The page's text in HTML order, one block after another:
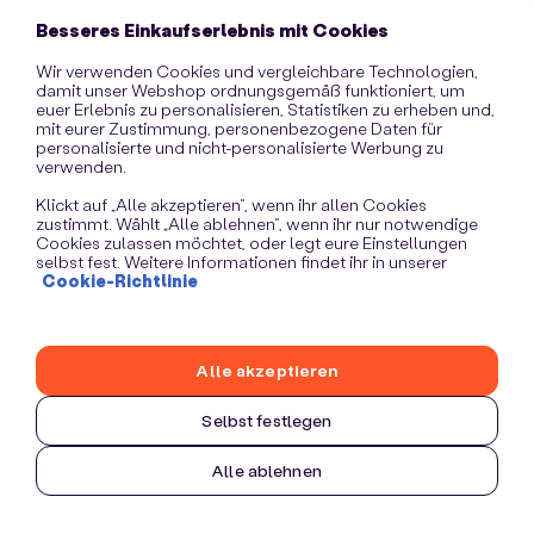
information).
Besseres Einkaufserlebnis mit Cookies
Wir verwenden Cookies und vergleichbare Technologien,
damit unser Webshop ordnungsgemäß funktioniert, um
euer Erlebnis zu personalisieren, Statistiken zu erheben und,
mit eurer Zustimmung, personenbezogene Daten für
personalisierte und nicht-personalisierte Werbung zu
verwenden.
Klickt auf „Alle akzeptieren“, wenn ihr allen Cookies
zustimmt. Wählt „Alle ablehnen“, wenn ihr nur notwendige
Cookies zulassen möchtet, oder legt eure Einstellungen
selbst fest. Weitere Informationen findet ihr in unserer
Cookie-Richtlinie
Selbst festlegen
Alle ablehnen
Alle akzeptieren